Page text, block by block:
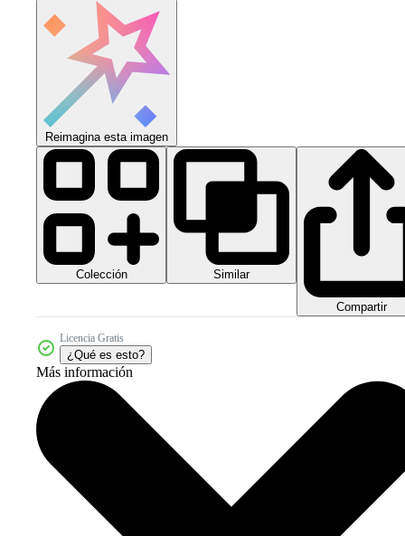
Reimagina esta imagen
Colección Similar
Compartir
Licencia Gratis
¿Qué es esto?
Más información